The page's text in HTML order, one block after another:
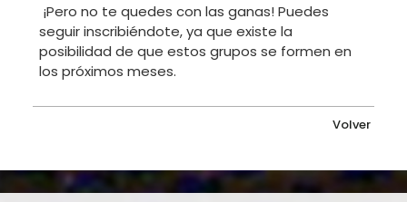
¡Pero no te quedes con las ganas! Puedes
seguir inscribiéndote, ya que existe la
posibilidad de que estos grupos se formen en
los próximos meses.
Volver